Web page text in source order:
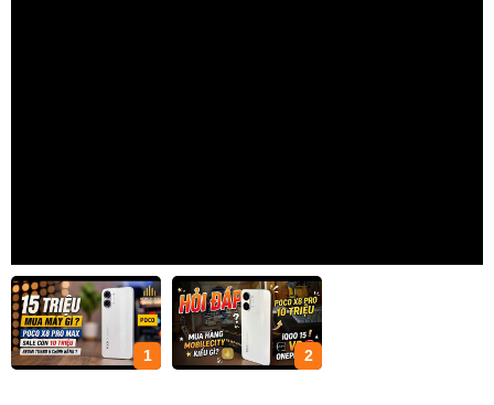
1 2